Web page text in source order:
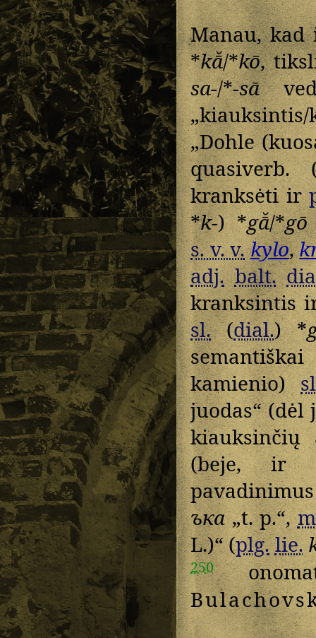
Manau, kad
*kā̆/*kō,
sa-/*-sā
„Dohle
quasiverb.
kranksėti ir
*k-) *gā̆/*gō
s. v. v. kylo,
adj. balt.
kranksintis
sl.(dial.) *
kamienio)
juodas“ (dėl
(beje, ir
ъка„t. p.“,
L.)“ (plg.lie.
250